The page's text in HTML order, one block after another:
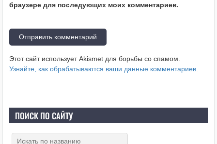
браузере для последующих моих комментариев.
Этот сайт использует Akismet для борьбы со спамом.
Узнайте, как обрабатываются ваши данные комментариев.
ПОИСК ПО САЙТУ